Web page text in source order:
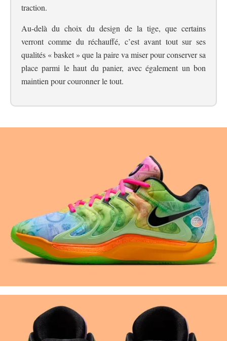
traction.
Au-delà du choix du design de la tige, que certains
verront comme du réchauffé, c’est avant tout sur ses
qualités « basket » que la paire va miser pour conserver sa
place parmi le haut du panier, avec également un bon
maintien pour couronner le tout.